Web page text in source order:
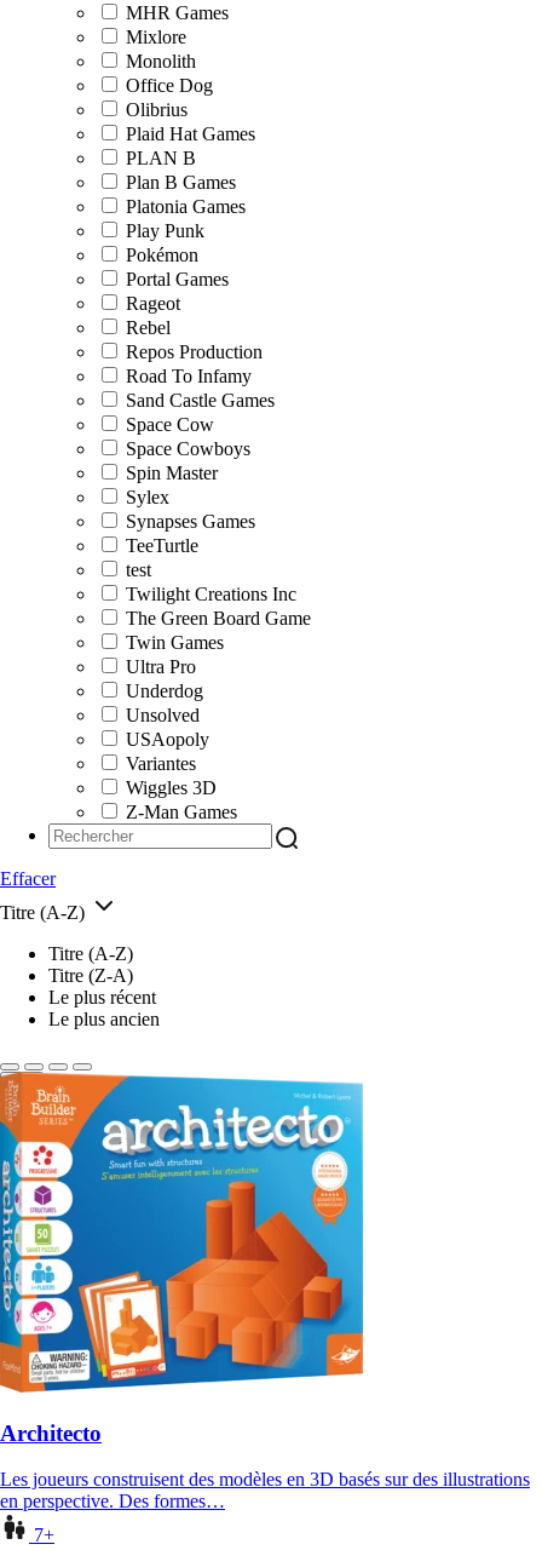
MHR Games
Mixlore
Monolith
Office Dog
Olibrius
Plaid Hat Games
PLAN B
Plan B Games
Platonia Games
Play Punk
Pokémon
Portal Games
Rageot
Rebel
Repos Production
Road To Infamy
Sand Castle Games
Space Cow
Space Cowboys
Spin Master
Sylex
Synapses Games
TeeTurtle
test
Twilight Creations Inc
The Green Board Game
Twin Games
Ultra Pro
Underdog
Unsolved
USAopoly
Variantes
Wiggles 3D
Z-Man Games
Effacer
Titre (A-Z)
Titre (A-Z)
Titre (Z-A)
Le plus récent
Le plus ancien
Architecto
Les joueurs construisent des modèles en 3D basés sur des illustrations
en perspective. Des formes…
7+